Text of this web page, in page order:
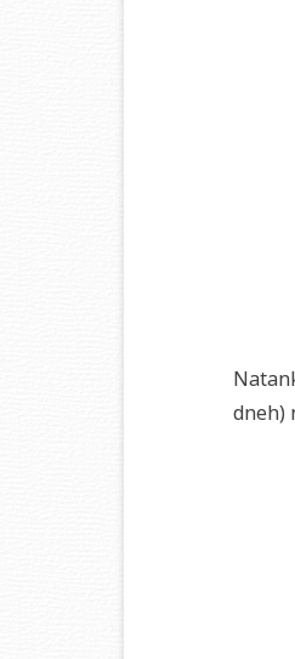
dneh)